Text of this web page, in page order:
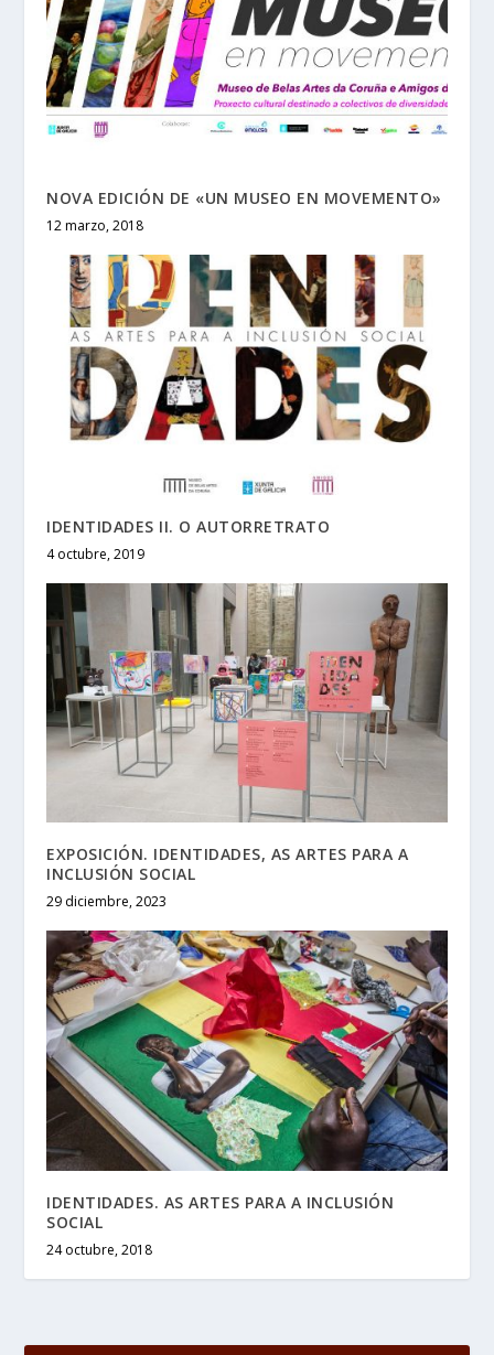
NOVA EDICIÓN DE «UN MUSEO EN MOVEMENTO»
12 marzo, 2018
IDENTIDADES II. O AUTORRETRATO
4 octubre, 2019
EXPOSICIÓN. IDENTIDADES, AS ARTES PARA A
INCLUSIÓN SOCIAL
29 diciembre, 2023
IDENTIDADES. AS ARTES PARA A INCLUSIÓN
SOCIAL
24 octubre, 2018